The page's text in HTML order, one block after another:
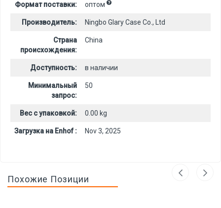
Формат поставки: оптом
Производитель: Ningbo Glary Case Co., Ltd
Страна
происхождения:
China
Доступность: в наличии
Минимальный
запрос:
50
Вес с упаковкой: 0.00 kg
Загрузка на Enhof : Nov 3, 2025
Похожие Позиции